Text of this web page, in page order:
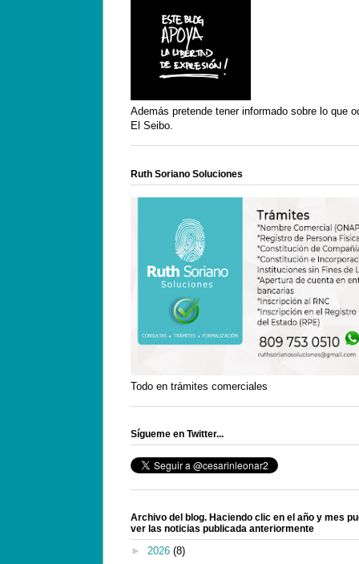
Además pretende tener informado sobre lo que
El Seibo.
Ruth Soriano Soluciones
Todo en trámites comerciales
Sígueme en Twitter...
Archivo del blog. Haciendo clic en el año y mes
ver las noticias publicada anteriormente
► 2026 (8)